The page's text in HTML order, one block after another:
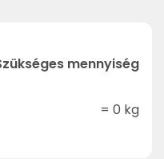
mennyiség
= 0 kg